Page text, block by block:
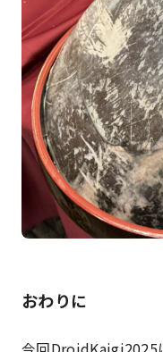
おわりに